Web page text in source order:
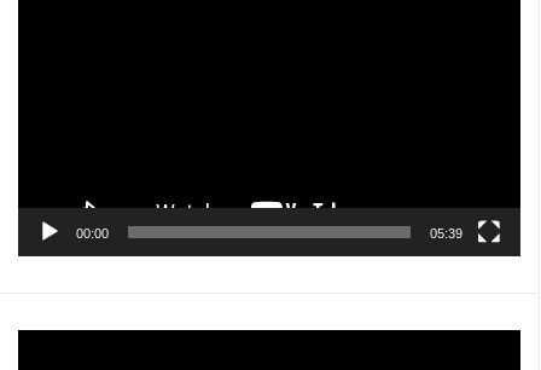
00:00 05:39